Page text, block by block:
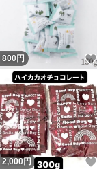
いいね！
800 円
いいね！
2,000円